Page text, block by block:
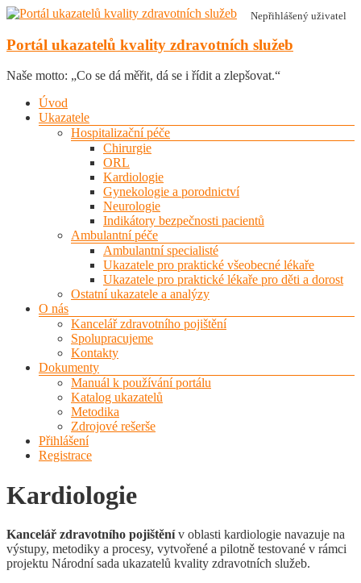
Skip
content
Nepřihlášený uživatel
Portál ukazatelů kvality zdravotních služeb
Naše motto: „Co se dá měřit, dá se i řídit a zlepšovat.“
Menu
Úvod
Ukazatele
Hospitalizační péče
Chirurgie
ORL
Kardiologie
Gynekologie a porodnictví
Neurologie
Indikátory bezpečnosti pacientů
Ambulantní péče
Ambulantní specialisté
Ukazatele pro praktické všeobecné lékaře
Ukazatele pro praktické lékaře pro děti a dorost
Ostatní ukazatele a analýzy
O nás
Kancelář zdravotního pojištění
Spolupracujeme
Kontakty
Dokumenty
Manuál k používání portálu
Katalog ukazatelů
Metodika
Zdrojové rešerše
Přihlášení
Registrace
Kardiologie
Kancelář zdravotního pojištěnív oblasti kardiologie navazuje na
výstupy, metodiky a procesy, vytvořené a pilotně testované v rámci
projektu Národní sada ukazatelů kvality zdravotních služeb.